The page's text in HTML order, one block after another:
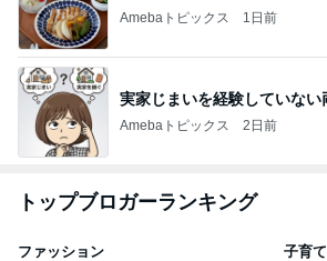
Amebaトピックス 1日前
実家じまいを経験していない
Amebaトピックス 2日前
トップブロガーランキング
ファッション 子育て